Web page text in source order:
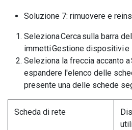
Soluzione 7: rimuovere e
Seleziona Cerca sulla barra
immetti Gestione dispositivi
Seleziona la freccia accanto
espandere l'elenco delle
presente una delle schede
Scheda di rete